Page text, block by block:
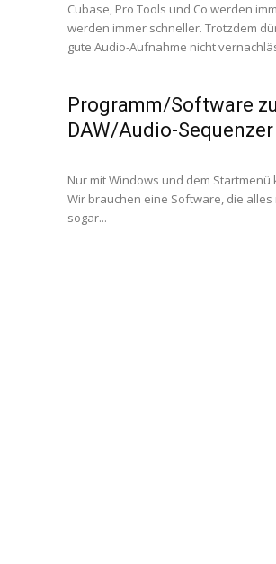
Cubase, Pro Tools und Co werden
werden immer schneller. Trotzdem
gute Audio-Aufnahme nicht
Programm/Software
DAW/Audio-Sequenzer
Nur mit Windows und dem
Wir brauchen eine Software, die
sogar...